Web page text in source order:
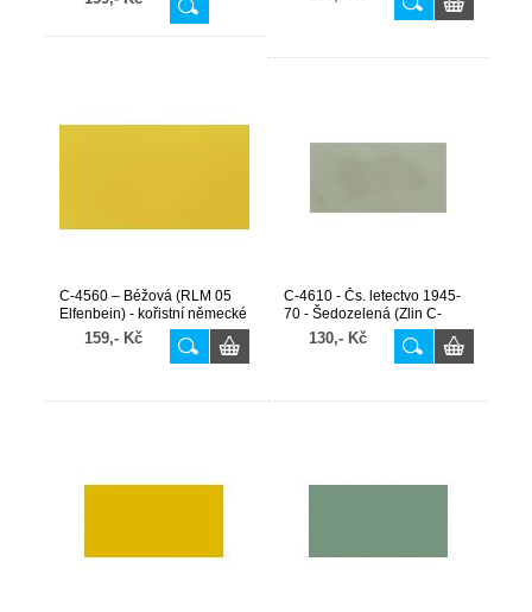
C-4560 – Béžová (RLM 05
Elfenbein) - kořistní německé
kluzáky po r. 1945
159,- Kč
C-4610 - Čs. letectvo 1945-
70 - Šedozelená (Zlin C-
106...)130,- Kč